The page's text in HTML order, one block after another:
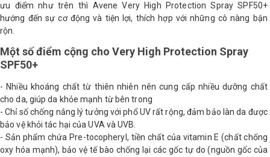
ưu điểm như trên thì Avene Very High Protection Spray SPF50+
hướng đến sự cơ động và tiện lợi, thích hợp với những cô nàng bận
rộn.
Một số điểm cộng cho Very High Protection Spray
SPF50+
- Nhiều khoáng chất từ thiên nhiên nên cung cấp nhiều dưỡng chất
cho da, giúp da khỏe mạnh từ bên trong
- Chỉ số chống nắng lý tưởng với phổ UV rất rộng, đảm bảo làn da được
bảo vệ khỏi tác hại của UVA và UVB.
- Sản phẩm chứa Pre-tocopheryl, tiền chất của vitamin E (chất chống
oxy hóa mạnh), bảo vệ tế bào chống lại các gốc tự do (nguồn gốc của